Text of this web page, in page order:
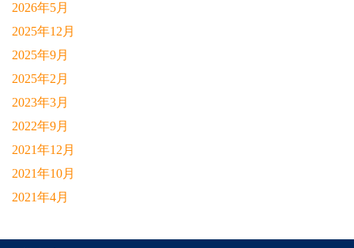
2026年5月
2025年12月
2025年9月
2025年2月
2023年3月
2022年9月
2021年12月
2021年10月
2021年4月